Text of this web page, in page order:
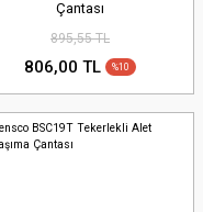
Çantası
895,55 TL
806,00 TL %10